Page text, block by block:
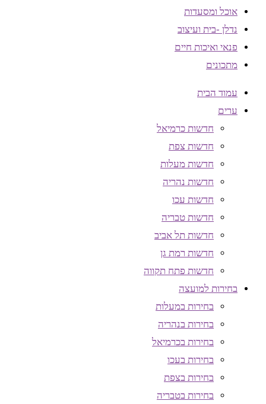
אוכל ומסעדות
נדלן -בית ועיצוב
פנאי ואיכות חיים
מתכונים
עמוד הבית
ערים
חדשות כרמיאל
חדשות צפת
חדשות מעלות
חדשות נהריה
חדשות עכו
חדשות טבריה
חדשות תל אביב
חדשות רמת גן
חדשות פתח תקווה
בחירות למועצה
בחירות במעלות
בחירות בנהריה
בחירות בכרמיאל
בחירות בעכו
בחירות בצפת
בחירות בטבריה